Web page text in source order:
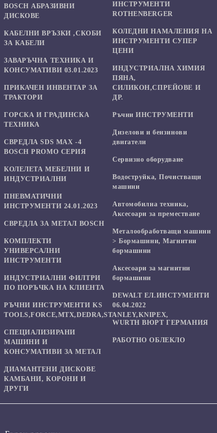
BOSCH АБРАЗИВНИ
ДИСКОВЕ
КАБЕЛНИ ВРЪЗКИ ,СКОБИ
ЗА КАБЕЛИ
ЗАВАРЪЧНА ТЕХНИКА И
КОНСУМАТИВИ 03.01.2023
ПРИКАЧЕН ИНВЕНТАР ЗА
ТРАКТОРИ
ГОРСКА И ГРАДИНСКА
ТЕХНИКА
СВРЕДЛА SDS MAX -4
BOSCH PROMO СЕРИЯ
КОЛЕЛЕТА МЕБЕЛНИ И
ИНДУСТРИАЛНИ
ПНЕВМАТИЧНИ
ИНСТРУМЕНТИ 24.01.2023
СВРЕДЛА ЗА МЕТАЛ BOSCH
КОМПЛЕКТИ
УНИВЕРСАЛНИ
ИНСТРУМЕНТИ
ИНДУСТРИАЛНИ ФИЛТРИ
ПО ПОРЪЧКА НА КЛИЕНТА
РЪЧНИ ИНСТРУМЕНТИ KS
TOOLS,FORCE,MTX,DEDRA,STANLEY,KNIPEX,
СПЕЦИАЛИЗИРАНИ
МАШИНИ И
КОНСУМАТИВИ ЗА МЕТАЛ
ДИАМАНТЕНИ ДИСКОВЕ
КАМБАНИ, КОРОНИ И
ДРУГИ
ИНСТРУМЕНТИ
ROTHENBERGER
КОЛЕДНИ НАМАЛЕНИЯ НА
ИНСТРУМЕНТИ СУПЕР
ЦЕНИ
ИНДУСТРИАЛНА ХИМИЯ
ПЯНА,
СИЛИКОН,СПРЕЙОВЕ И
ДР.
Ръчни ИНСТРУМЕНТИ
Дизелови и бензинови
двигатели
Сервизно оборудване
Водоструйка, Почистващи
машини
Автомобилна техника,
Аксесоари за преместване
Mеталообработващи машини
> Бормашини, Магнитни
бормашини
Аксесоари за магнитни
бормашини
DEWALT ЕЛ.ИНСТУМЕНТИ
06.04.2022
WURTH ВЮРТ ГЕРМАНИЯ
РАБОТНО ОБЛЕКЛО